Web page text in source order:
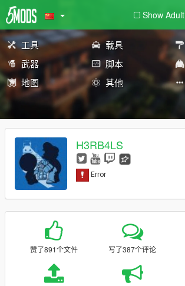
Show Adult
工具 载具
武器
脚本
地图
其他
H3RB4LS
赞了891个文件 写了387个评论